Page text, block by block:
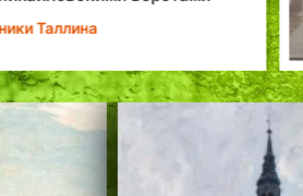
Таллина